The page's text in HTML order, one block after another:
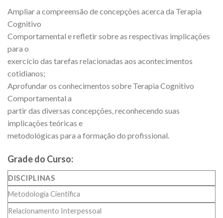
Ampliar a compreensão de concepções acerca da Terapia
Cognitivo
Comportamental e refletir sobre as respectivas implicações
para o
exercício das tarefas relacionadas aos acontecimentos
cotidianos;
Aprofundar os conhecimentos sobre Terapia Cognitivo
Comportamental a
partir das diversas concepções, reconhecendo suas
implicações teóricas e
metodológicas para a formação do profissional.
Grade do Curso:
DISCIPLINAS
Metodologia Cientifica
Relacionamento Interpessoal